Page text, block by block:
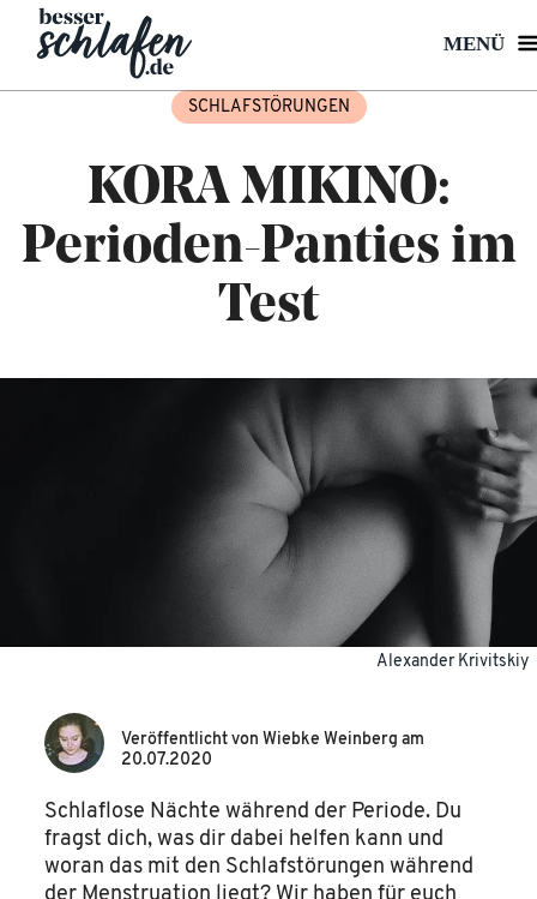
MENÜ
SCHLAFSTÖRUNGEN
KORA MIKINO:
Perioden-Panties im
Test
Alexander Krivitskiy
Veröffentlicht von Wiebke Weinberg am
20.07.2020
Schlaflose Nächte während der Periode. Du
fragst dich, was dir dabei helfen kann und
woran das mit den Schlafstörungen während